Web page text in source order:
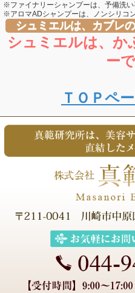
※ファイナリーシャンプーは、予備洗
※アロマADシャンプーは、ノンシリコ
シュミエルは、カブレ
シュミエルは、か
ー
ＴＯＰペ